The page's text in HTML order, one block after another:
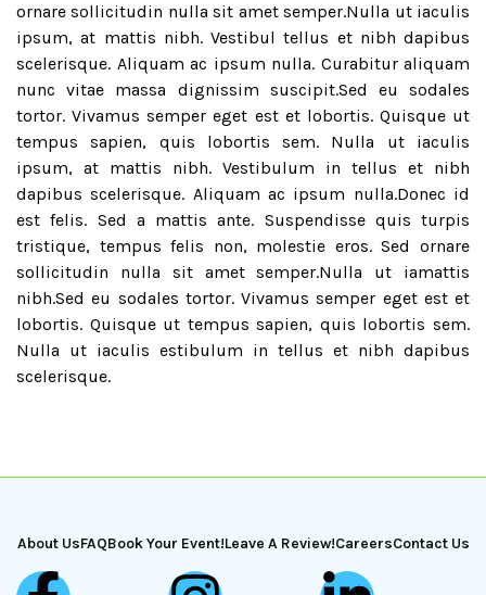
ornare sollicitudin nulla sit amet semper.Nulla ut iaculis
ipsum, at mattis nibh. Vestibul tellus et nibh dapibus
scelerisque. Aliquam ac ipsum nulla. Curabitur aliquam
nunc vitae massa dignissim suscipit.Sed eu sodales
tortor. Vivamus semper eget est et lobortis. Quisque ut
tempus sapien, quis lobortis sem. Nulla ut iaculis
ipsum, at mattis nibh. Vestibulum in tellus et nibh
dapibus scelerisque. Aliquam ac ipsum nulla.Donec id
est felis. Sed a mattis ante. Suspendisse quis turpis
tristique, tempus felis non, molestie eros. Sed ornare
sollicitudin nulla sit amet semper.Nulla ut iamattis
nibh.Sed eu sodales tortor. Vivamus semper eget est et
lobortis. Quisque ut tempus sapien, quis lobortis sem.
Nulla ut iaculis estibulum in tellus et nibh dapibus
scelerisque.
About UsFAQBook Your Event!Leave A Review!CareersContact Us